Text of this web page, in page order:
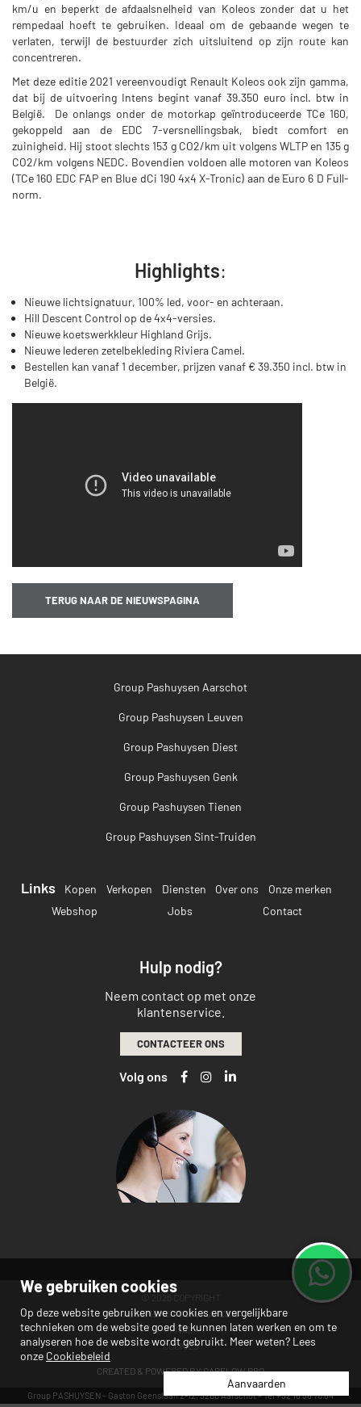
km/u en beperkt de afdaalsnelheid van Koleos zonder dat u het
rempedaal hoeft te gebruiken. Ideaal om de gebaande wegen te
verlaten, terwijl de bestuurder zich uitsluitend op zijn route kan
concentreren.
Met deze editie 2021 vereenvoudigt Renault Koleos ook zijn gamma,
dat bij de uitvoering Intens begint vanaf 39.350 euro incl. btw in
België. De onlangs onder de motorkap geïntroduceerde TCe 160,
gekoppeld aan de EDC 7-versnellingsbak, biedt comfort en
zuinigheid. Hij stoot slechts 153 g CO2/km uit volgens WLTP en 135 g
CO2/km volgens NEDC. Bovendien voldoen alle motoren van Koleos
(TCe 160 EDC FAP en Blue dCi 190 4x4 X-Tronic) aan de Euro 6 D Full-
norm.
Highlights:
Nieuwe lichtsignatuur, 100% led, voor- en achteraan.
Hill Descent Control op de 4x4-versies.
Nieuwe koetswerkkleur Highland Grijs.
Nieuwe lederen zetelbekleding Riviera Camel.
Bestellen kan vanaf 1 december, prijzen vanaf € 39.350 incl. btw in
België.
TERUG NAAR DE NIEUWSPAGINA
Hulp nodig?
Neem contact op met onze
klantenservice.
CONTACTEER ONS
Volg ons
Group Pashuysen Aarschot
Group Pashuysen Leuven
Group Pashuysen Diest
Group Pashuysen Genk
Group Pashuysen Tienen
Group Pashuysen Sint-Truiden
Links Kopen Verkopen Diensten Over ons
Onze merken
Webshop
Jobs Contact
© 2026 COPYRIGHT
ALGEMENE VOORWAARDEN
PRIVACY
COOKIES
CREATED & POWERED BYCARFLOW.PRO
Group PASHUYSEN – Gaston Geenslaan 2-12, 3200 Aarschot – Tel +32 16 56 70 84
We gebruiken cookies
Op deze website gebruiken we cookies en vergelijkbare
technieken om de website goed te kunnen laten werken en om te
analyseren hoe de website wordt gebruikt. Meer weten? Lees
onze Cookiebeleid
Aanvaarden